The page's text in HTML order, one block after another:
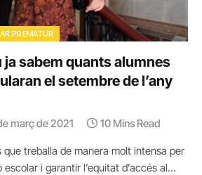
PREMATUR
ja sabem quants alumnes
el setembre de l’any
març de 2021 10 Mins Read
treballa de manera molt intensa per
i garantir l’equitat d’accés al…